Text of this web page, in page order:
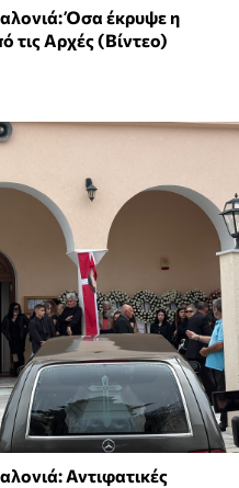
Όσα έκρυψε η
τις Αρχές (Βίντεο)
Αντιφατικές